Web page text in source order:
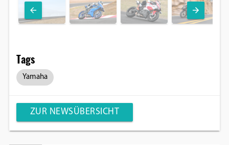
Tags
Yamaha
ZUR NEWSÜBERSICHT